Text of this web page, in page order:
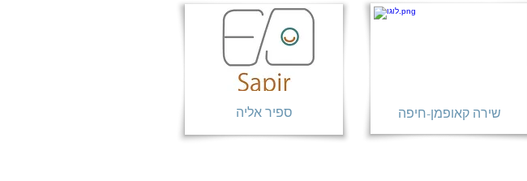
ספיר אליה שירה קאופמן-חיפה